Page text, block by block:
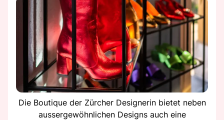
Die Boutique der Zürcher Designerin bietet neben
aussergewöhnlichen Designs auch eine